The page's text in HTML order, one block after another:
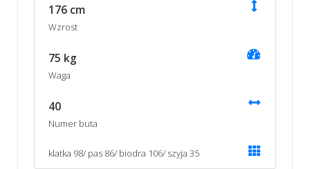
176 cm
Wzrost
75 kg
Waga
40
Numer buta
klatka 98/ pas 86/ biodra 106/ szyja 35